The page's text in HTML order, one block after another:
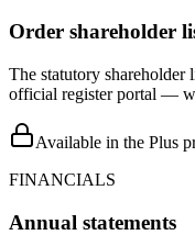
Order shareholder
The statutory
official register portal —
Available in the Plus
FINANCIALS
Annual statements